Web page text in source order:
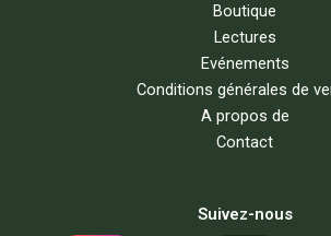
Boutique
Lectures
Evénements
Conditions générales de
A propos de
Contact
Suivez-nous